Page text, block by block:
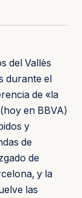
del Vallès
durante el
de «la
en BBVA)
y
de
de
y la
las